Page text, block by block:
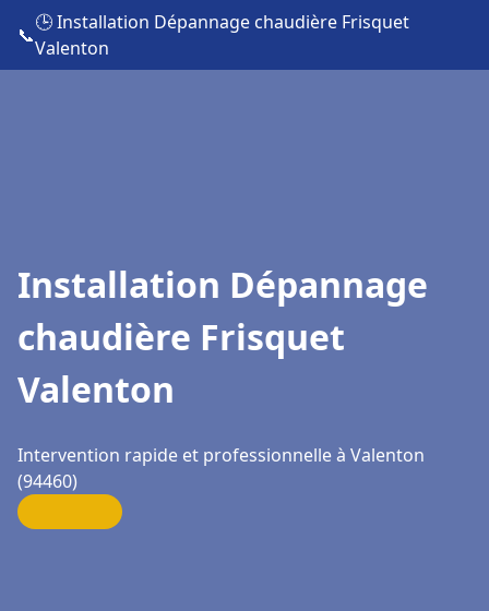
📞
🕒 Installation Dépannage chaudière Frisquet
Valenton
Installation Dépannage
chaudière Frisquet
Valenton
Intervention rapide et professionnelle à Valenton
(94460)